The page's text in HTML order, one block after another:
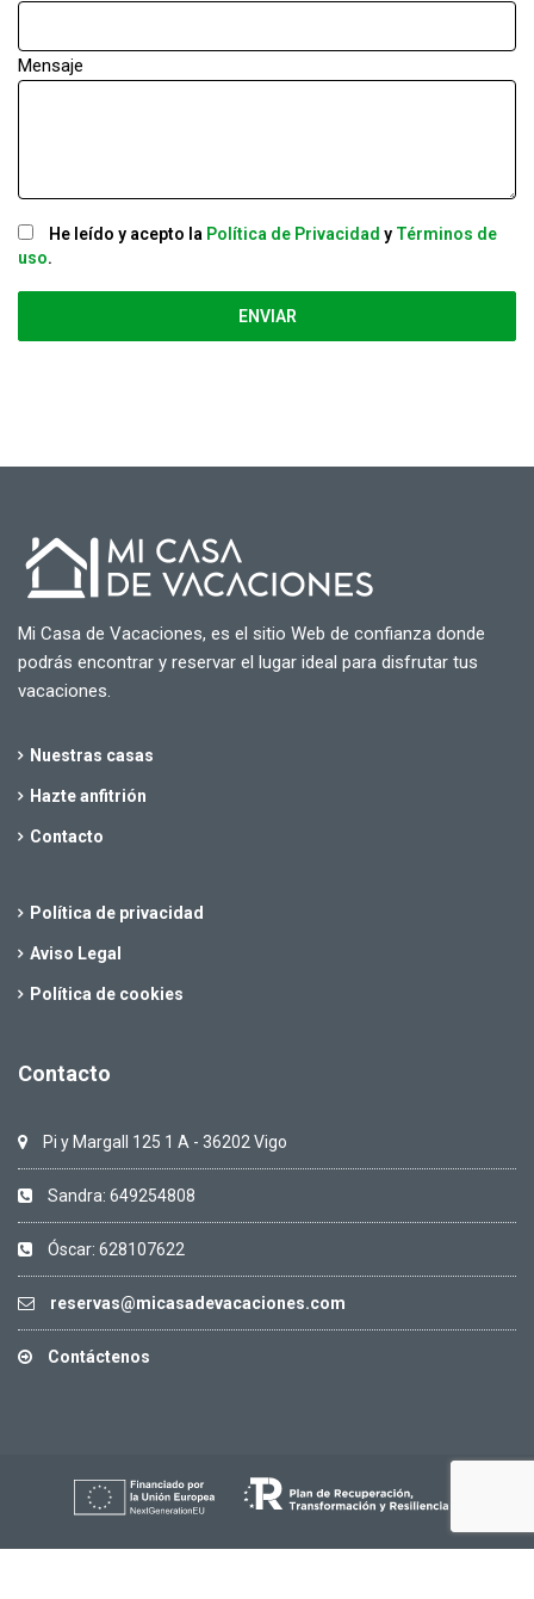
Mensaje
He leído y acepto la Política de Privacidad y Términos de
uso.
Mi Casa de Vacaciones, es el sitio Web de confianza donde
podrás encontrar y reservar el lugar ideal para disfrutar tus
vacaciones.
Nuestras casas
Hazte anfitrión
Contacto
Política de privacidad
Aviso Legal
Política de cookies
Contacto
Pi y Margall 125 1 A - 36202 Vigo
Sandra: 649254808
Óscar: 628107622
reservas@micasadevacaciones.com
Contáctenos